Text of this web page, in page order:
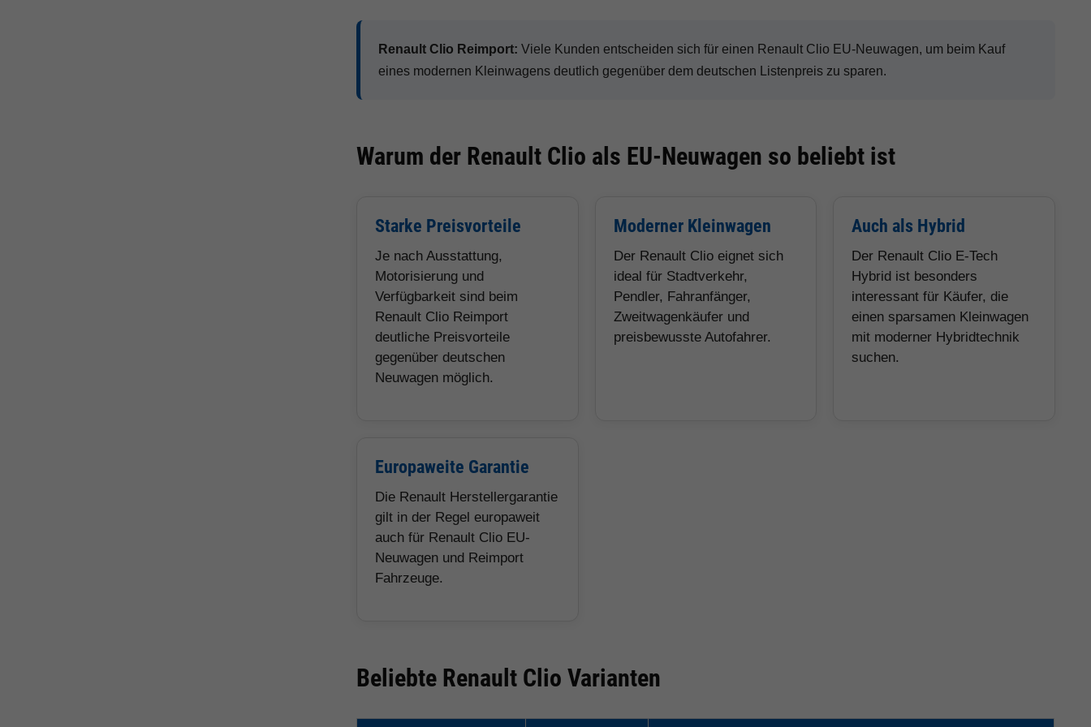
Renault Clio Reimport: Viele Kunden entscheiden sich für einen Renault Clio EU-Neuwagen, um beim Kauf
eines modernen Kleinwagens deutlich gegenüber dem deutschen Listenpreis zu sparen.
Warum der Renault Clio als EU-Neuwagen so beliebt ist
Starke Preisvorteile
Je nach Ausstattung,
Motorisierung und
Verfügbarkeit sind beim
Renault Clio Reimport
deutliche Preisvorteile
gegenüber deutschen
Neuwagen möglich.
Moderner Kleinwagen
Der Renault Clio eignet sich
ideal für Stadtverkehr,
Pendler, Fahranfänger,
Zweitwagenkäufer und
preisbewusste Autofahrer.
Auch als Hybrid
Der Renault Clio E-Tech
Hybrid ist besonders
interessant für Käufer, die
einen sparsamen Kleinwagen
mit moderner Hybridtechnik
suchen.
Europaweite Garantie
Die Renault Herstellergarantie
gilt in der Regel europaweit
auch für Renault Clio EU-
Neuwagen und Reimport
Fahrzeuge.
Beliebte Renault Clio Varianten